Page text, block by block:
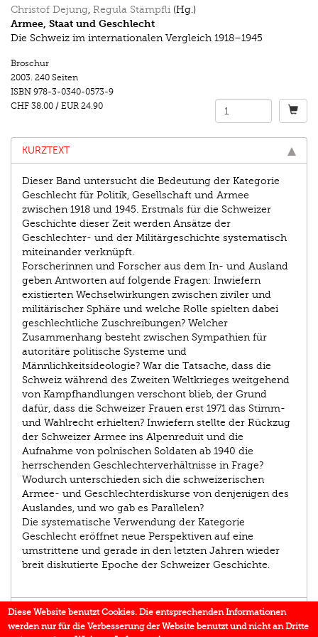
Christof Dejung, Regula Stämpfli (Hg.)
Armee, Staat und Geschlecht
Die Schweiz im internationalen Vergleich 1918–1945
Broschur
2003. 240 Seiten
ISBN 978-3-0340-0573-9
CHF 38.00 / EUR 24.90
KURZTEXT
Dieser Band untersucht die Bedeutung der Kategorie
Geschlecht für Politik, Gesellschaft und Armee
zwischen 1918 und 1945. Erstmals für die Schweizer
Geschichte dieser Zeit werden Ansätze der
Geschlechter- und der Militärgeschichte systematisch
miteinander verknüpft.
Forscherinnen und Forscher aus dem In- und Ausland
geben Antworten auf folgende Fragen: Inwiefern
existierten Wechselwirkungen zwischen ziviler und
militärischer Sphäre und welche Rolle spielten dabei
geschlechtliche Zuschreibungen? Welcher
Zusammenhang besteht zwischen Sympathien für
autoritäre politische Systeme und
Männlichkeitsideologie? War die Tatsache, dass die
Schweiz während des Zweiten Weltkrieges weitgehend
von Kampfhandlungen verschont blieb, der Grund
dafür, dass die Schweizer Frauen erst 1971 das Stimm-
und Wahlrecht erhielten? Inwiefern stellte der Rückzug
der Schweizer Armee ins Alpenreduit und die
Aufnahme von polnischen Soldaten ab 1940 die
herrschenden Geschlechterverhältnisse in Frage?
Wodurch unterschieden sich die schweizerischen
Armee- und Geschlechterdiskurse von denjenigen des
Auslandes, und wo gab es Parallelen?
Die systematische Verwendung der Kategorie
Geschlecht eröffnet neue Perspektiven auf eine
umstrittene und gerade in den letzten Jahren wieder
breit diskutierte Epoche der Schweizer Geschichte.
AUTOR/IN
Diese Website benutzt Cookies. Die entsprechenden Informationen
werden nur für die Verbesserung der Website benutzt und nicht an Dritte